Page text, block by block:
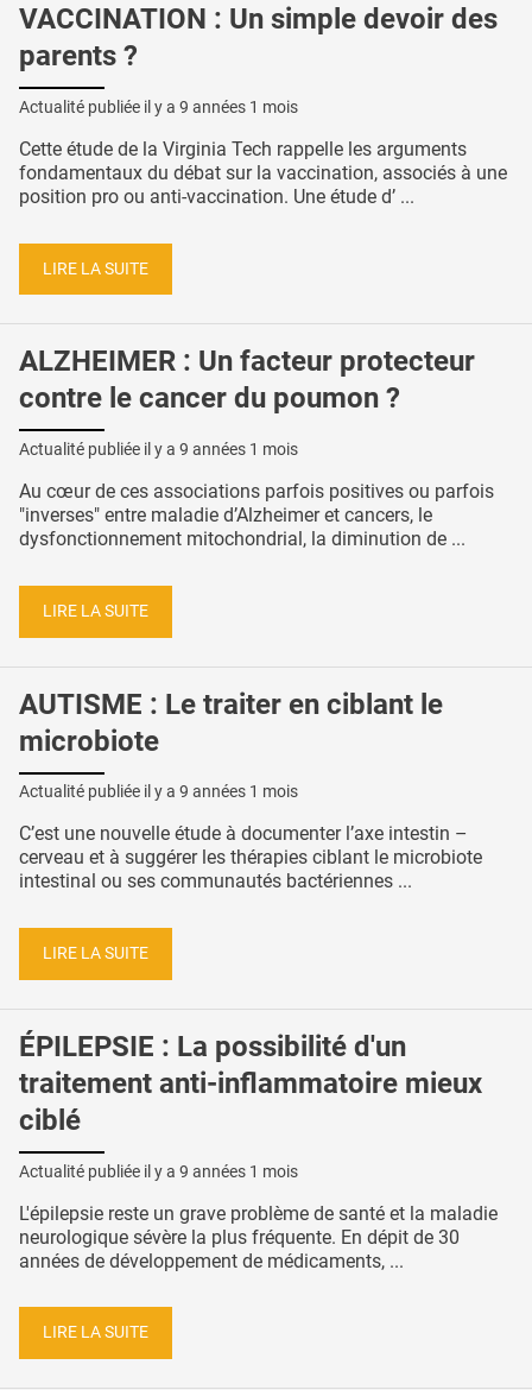
VACCINATION : Un simple devoir des
parents ?
Actualité publiée il y a 9 années 1 mois
Cette étude de la Virginia Tech rappelle les arguments
fondamentaux du débat sur la vaccination, associés à une
position pro ou anti-vaccination. Une étude d’ ...
LIRE LA SUITE
ALZHEIMER : Un facteur protecteur
contre le cancer du poumon ?
Actualité publiée il y a 9 années 1 mois
Au cœur de ces associations parfois positives ou parfois
"inverses" entre maladie d’Alzheimer et cancers, le
dysfonctionnement mitochondrial, la diminution de ...
LIRE LA SUITE
AUTISME : Le traiter en ciblant le
microbiote
Actualité publiée il y a 9 années 1 mois
C’est une nouvelle étude à documenter l’axe intestin –
cerveau et à suggérer les thérapies ciblant le microbiote
intestinal ou ses communautés bactériennes ...
LIRE LA SUITE
ÉPILEPSIE : La possibilité d'un
traitement anti-inflammatoire mieux
ciblé
Actualité publiée il y a 9 années 1 mois
L'épilepsie reste un grave problème de santé et la maladie
neurologique sévère la plus fréquente. En dépit de 30
années de développement de médicaments, ...
LIRE LA SUITE